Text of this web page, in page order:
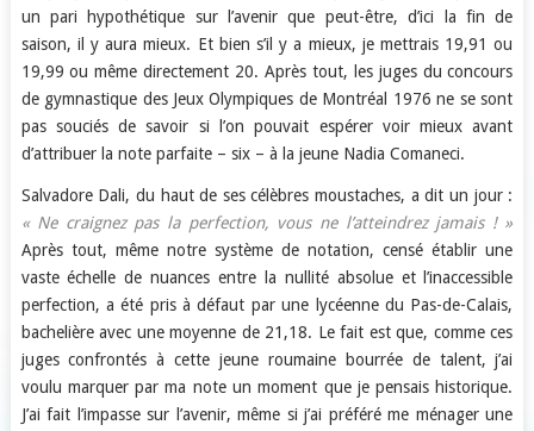
un pari hypothétique sur l’avenir que peut-être, d’ici la fin de
saison, il y aura mieux. Et bien s’il y a mieux, je mettrais 19,91 ou
19,99 ou même directement 20. Après tout, les juges du concours
de gymnastique des Jeux Olympiques de Montréal 1976 ne se sont
pas souciés de savoir si l’on pouvait espérer voir mieux avant
d’attribuer la note parfaite – six – à la jeune Nadia Comaneci.
Salvadore Dali, du haut de ses célèbres moustaches, a dit un jour :
« Ne craignez pas la perfection, vous ne l’atteindrez jamais ! »
Après tout, même notre système de notation, censé établir une
vaste échelle de nuances entre la nullité absolue et l’inaccessible
perfection, a été pris à défaut par une lycéenne du Pas-de-Calais,
bachelière avec une moyenne de 21,18. Le fait est que, comme ces
juges confrontés à cette jeune roumaine bourrée de talent, j’ai
voulu marquer par ma note un moment que je pensais historique.
J’ai fait l’impasse sur l’avenir, même si j’ai préféré me ménager une